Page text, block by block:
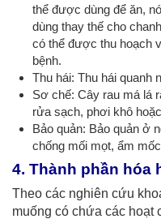
thể được dùng để ăn,
dùng thay thế cho
có thể được thu hoạch
bệnh.
Thu hái: Thu hái quanh
Sơ chế: Cây rau má lá
rửa sạch, phơi khô
Bảo quản: Bảo quản ở
chống mối mọt, ẩm
4. Thành phần hóa
Theo các nghiên cứu
muống có chứa các hoạt